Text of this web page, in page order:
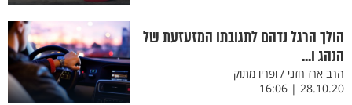
הולך הרגל נדהם לתגובתו המזעזעת של
הנהג ו...
הרב ארז חזני / ופריו מתוק
28.10.20 | 16:06